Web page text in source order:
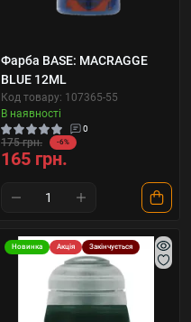
Фарба BASE: MACRAGGE
BLUE 12ML
Код товару: 107365-55
В наявності
0
175 грн. -6%
165 грн.
Новинка Акція Закінчується